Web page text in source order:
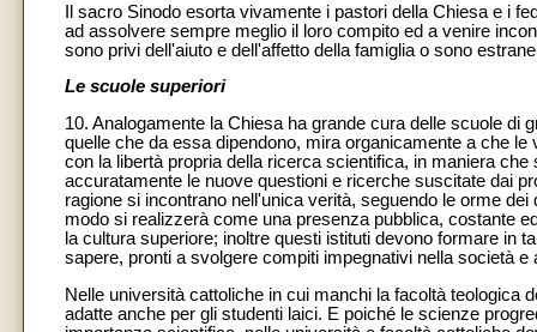
Il sacro Sinodo esorta vivamente i pastori della Chiesa e i
ad assolvere sempre meglio il loro compito ed a venire
sono privi dell'aiuto e dell'affetto della famiglia o sono
Le scuole superiori
10. Analogamente la Chiesa ha grande cura delle scuole di
quelle che da essa dipendono, mira organicamente a che
con la libertà propria della ricerca scientifica, in maniera
accuratamente le nuove questioni e ricerche suscitate dai
ragione si incontrano nell'unica verità, seguendo le orme
modo si realizzerà come una presenza pubblica, costante
la cultura superiore; inoltre questi istituti devono formare in
sapere, pronti a svolgere compiti impegnativi nella società
Nelle università cattoliche in cui manchi la facoltà teologica
adatte anche per gli studenti laici. E poiché le scienze